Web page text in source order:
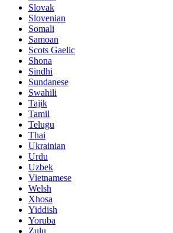
Slovak
Slovenian
Somali
Samoan
Scots Gaelic
Shona
Sindhi
Sundanese
Swahili
Tajik
Tamil
Telugu
Thai
Ukrainian
Urdu
Uzbek
Vietnamese
Welsh
Xhosa
Yiddish
Yoruba
Zulu